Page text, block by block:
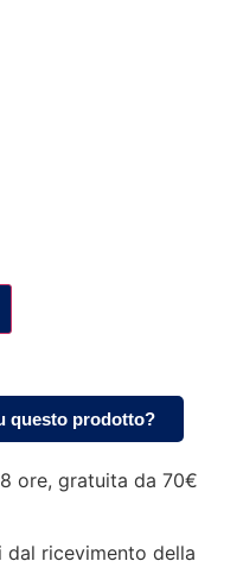
questo prodotto?
ore, gratuita da 70€
dal ricevimento della